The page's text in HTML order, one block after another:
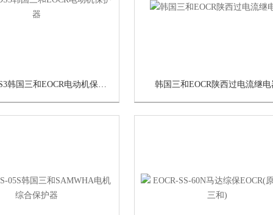
EOCR-DS3韩国三和EOCR电动机保护器 韩国三和EOCR陕西过电流继电